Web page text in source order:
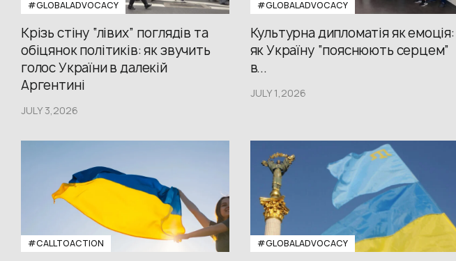
#GLOBALADVOCACY
Крізь стіну “лівих” поглядів та
обіцянок політиків: як звучить
голос України в далекій
Аргентині
JULY 3,2026
#GLOBALADVOCACY
Культурна дипломатія як емоція:
як Україну “пояснюють серцем”
в...
JULY 1,2026
#CALLTOACTION #GLOBALADVOCACY